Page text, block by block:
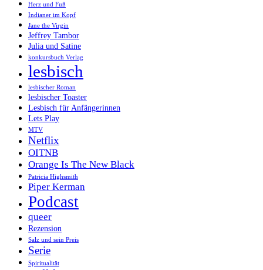
Herz und Fuß
Indianer im Kopf
Jane the Virgin
Jeffrey Tambor
Julia und Satine
konkursbuch Verlag
lesbisch
lesbischer Roman
lesbischer Toaster
Lesbisch für Anfängerinnen
Lets Play
MTV
Netflix
OITNB
Orange Is The New Black
Patricia Highsmith
Piper Kerman
Podcast
queer
Rezension
Salz und sein Preis
Serie
Spiritualität